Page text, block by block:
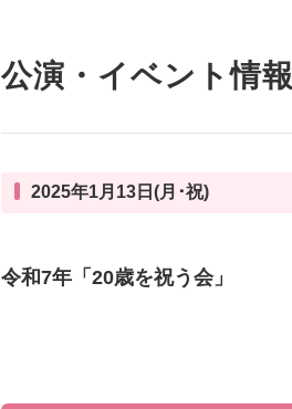
公演・イベント情報
2025年1月13日(月･祝)
令和7年「20歳を祝う会」